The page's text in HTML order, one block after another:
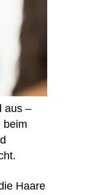
aus –
beim
Haare